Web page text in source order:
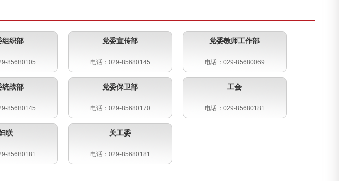
组织部
85680105
党委宣传部
电话：029-85680145
党委教师工作部
电话：029-85680069
统战部
85680145
党委保卫部
电话：029-85680170
工会
电话：029-85680181
联
85680181
关工委
电话：029-85680181